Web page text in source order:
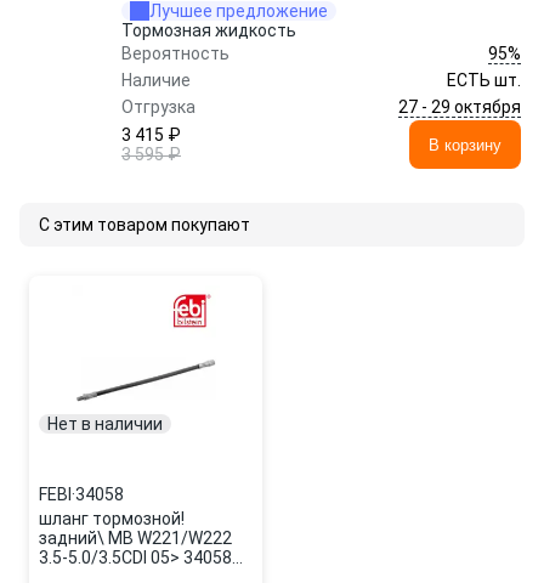
Лучшее предложение
Тормозная жидкость
Вероятность
95%
Наличие
ЕСТЬ шт.
Отгрузка
27 - 29 октября
3 415 ₽
3 595 ₽
В корзину
С этим товаром покупают
Нет в наличии
FEBI ·34058
шланг тормозной!
задний\ MB W221/W222
3.5-5.0/3.5CDI 05> 34058